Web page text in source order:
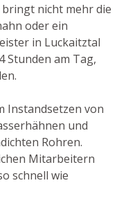
nicht mehr die
oder ein
in Luckaitztal
Stunden am Tag,
Instandsetzen von
und
Rohren.
Mitarbeitern
schnell wie